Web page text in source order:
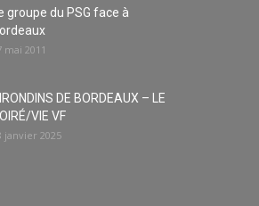
groupe du PSG face à
mai 2011
DE BORDEAUX – LE
VIE VF
janvier 2025